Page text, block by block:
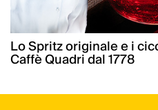
Lo Spritz originale e i
Caffè Quadri dal 1778